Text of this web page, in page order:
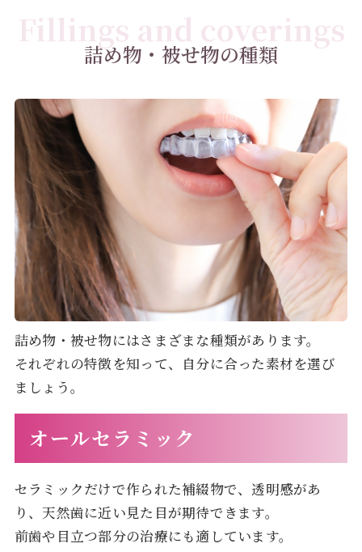
Fillings and coverings
詰め物・被せ物の種類
詰め物・被せ物にはさまざまな種類があります。
それぞれの特徴を知って、自分に合った素材を選び
ましょう。
オールセラミック
セラミックだけで作られた補綴物で、透明感があ
り、天然歯に近い見た目が期待できます。
前歯や目立つ部分の治療にも適しています。